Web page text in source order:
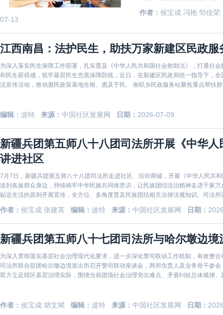
一顿法治大餐。
作者： 侯宝成 冯艳 邹佳荣
07-13
江西南昌：法护民生，助扶万家新建区民政
为深入落实民生保障工作部署，扎实普及《中华人民共和国社会救助法》，打通社
和民生获得感，筑牢基层民生兜底保障防线，近日，在新建区民政局统一指导下，
法宣传活动，推动惠民政策落地生根、惠及于民。 南矶乡民政服务站聚焦重点帮扶
编辑： 波特 来源： 中国社区发展网 日期： 2026-07-09
新疆兵团第五师八十八团司法所开展《中华
讲进社区
7月7日，新疆兵团第五师八十八团司法所走进社区、沿街商铺，开展《中华人民共
送到各族群众身边，持续铸牢中华民族共同体意识，让民族团结法治精神走进千家
贴近生活的原则开展宣传，全方位、多角度普及民族团结相关法律法规知识。司法
作者： 侯宝成 张建英 编辑： 波特 来源： 中国社区发展网 日期：
新疆兵团第五师八十七团司法所与哈尔墩边
为深入贯彻落实基层社会治理现代化要求，进一步深化警司联动工作机制，有效整
司法所联合驻团哈尔墩边境派出所召开警司联动座谈会，两所负责人及业务骨干参会，共
双方立足辖区基层治理实际，围绕当前团场社会治理突出难点、矛盾纠纷总体规律
作者： 侯宝成 胡文斌 编辑： 波特 来源： 中国社区发展网 日期：